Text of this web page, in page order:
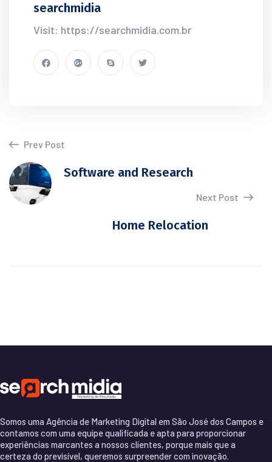
searchmidia
Visit: https://searchmidia.com.br
Prev Post
Software and Research
Next Post
Home Relocation
Somos uma Agência de Marketing Digital em São José dos Campos e
contamos com uma equipe qualificada e apta para proporcionar
experiências marcantes a nossos clientes, porque mais que a
certeza do previsível, queremos surpreender com inovação.